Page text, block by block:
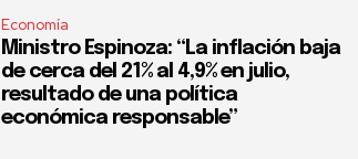
Economía
Ministro Espinoza: “La inflación baja
de cerca del 21% al 4,9% en julio,
resultado de una política
económica responsable”